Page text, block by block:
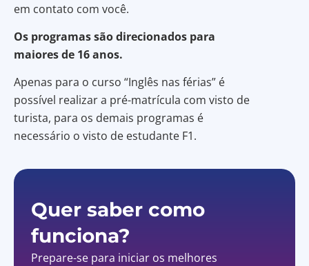
em contato com você.
Os programas são direcionados para
maiores de 16 anos.
Apenas para o curso “Inglês nas férias” é
possível realizar a pré-matrícula com visto de
turista, para os demais programas é
necessário o visto de estudante F1.
Quer saber como
funciona?
Prepare-se para iniciar os melhores